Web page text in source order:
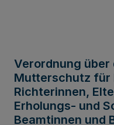
Verordnung
Mutterschutz für
Richterinnen,
Erholungs- und
Beamtinnen und